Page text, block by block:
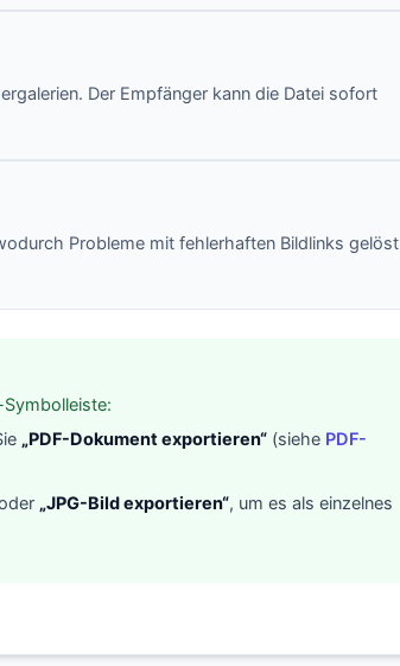
Der Empfänger kann die Datei sofort
Probleme mit fehlerhaften Bildlinks gelöst
„PDF-Dokument exportieren“ (siehe PDF-
„JPG-Bild exportieren“, um es als einzelnes